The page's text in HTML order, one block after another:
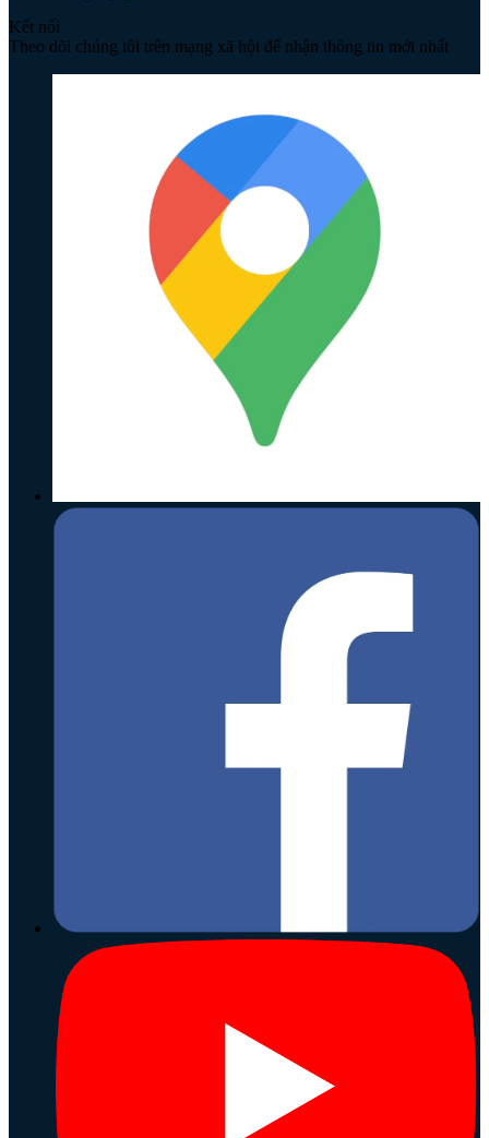
Kết nối
Theo dõi chúng tôi trên mạng xã hội để nhận thông tin mới nhất